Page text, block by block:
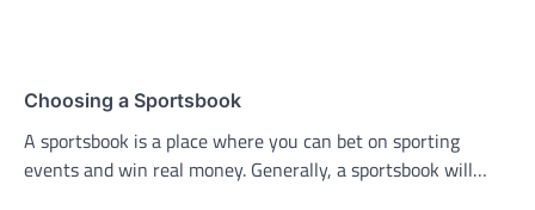
Choosing a Sportsbook
A sportsbook is a place where you can bet on sporting
events and win real money. Generally, a sportsbook will…